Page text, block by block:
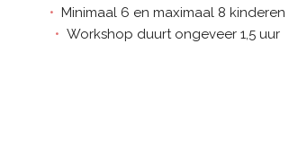
Minimaal 6 en maximaal 8 kinderen
Workshop duurt ongeveer 1,5 uur